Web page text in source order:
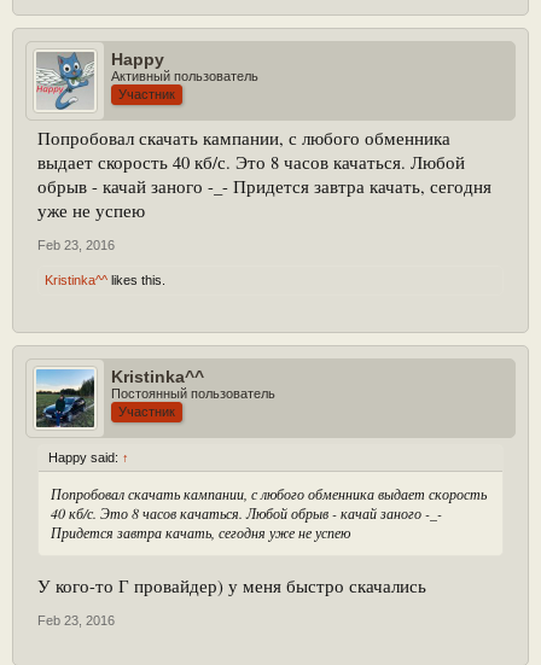
Happy
Активный пользователь
Участник
Попробовал скачать кампании, с любого обменника
выдает скорость 40 кб/с. Это 8 часов качаться. Любой
обрыв - качай заного -_- Придется завтра качать, сегодня
уже не успею
Feb 23, 2016
Kristinka^^ likes this.
Kristinka^^
Постоянный пользователь
Участник
Happy said: ↑
Попробовал скачать кампании, с любого обменника выдает скорость
40 кб/с. Это 8 часов качаться. Любой обрыв - качай заного -_-
Придется завтра качать, сегодня уже не успею
У кого-то Г провайдер) у меня быстро скачались
Feb 23, 2016